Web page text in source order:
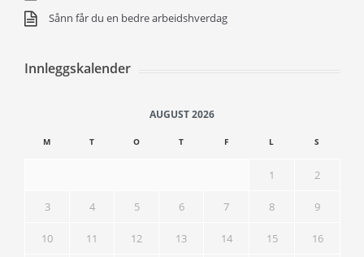
Sånn får du en bedre arbeidshverdag
Innleggskalender
AUGUST 2026
M T O T F L S
1 2
3 4 5 6 7 8 9
10 11 12 13 14 15 16